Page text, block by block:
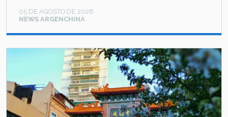
NEWS ARGENCHINA
05 DE AGOSTO DE 2026